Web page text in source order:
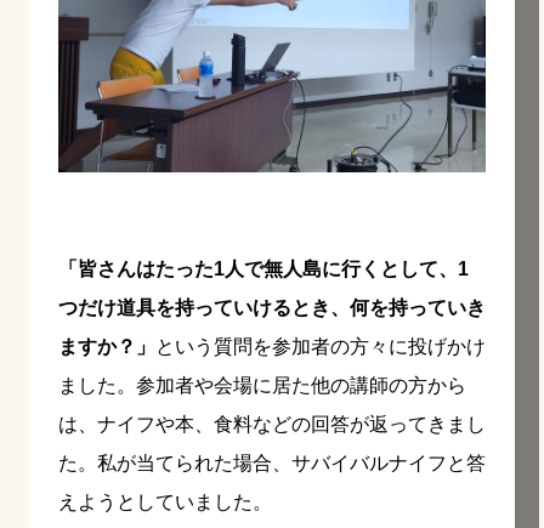
「皆さんはたった1人で無人島に行くとして、1
つだけ道具を持っていけるとき、何を持っていき
ますか？」 という質問を参加者の方々に投げかけ
ました。参加者や会場に居た他の講師の方から
は、ナイフや本、食料などの回答が返ってきまし
た。私が当てられた場合、サバイバルナイフと答
えようとしていました。